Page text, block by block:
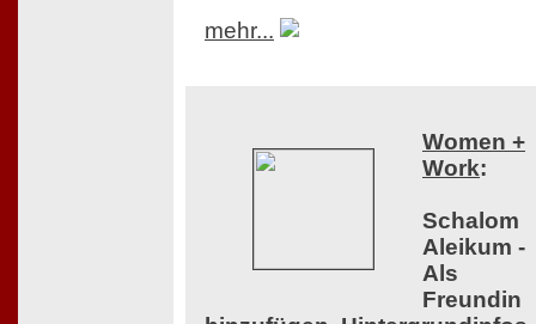
mehr...
Women +
Work:
Schalom
Aleikum -
Als
Freundin